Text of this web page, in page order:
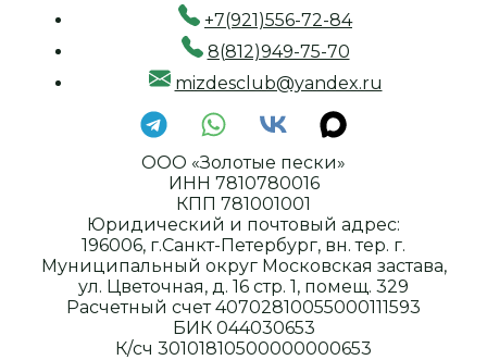
+7(921)556-72-84
8(812)949-75-70
mizdesclub@yandex.ru
ООО «Золотые пески»
ИНН 7810780016
КПП 781001001
Юридический и почтовый адрес:
196006, г.Санкт-Петербург, вн. тер. г.
Муниципальный округ Московская застава,
ул. Цветочная, д. 16 стр. 1, помещ. 329
Расчетный счет 40702810055000111593
БИК 044030653
К/сч 30101810500000000653